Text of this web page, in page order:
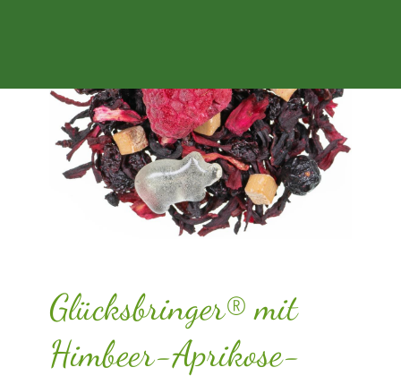
Glücksbringer® mit
Himbeer-Aprikose-